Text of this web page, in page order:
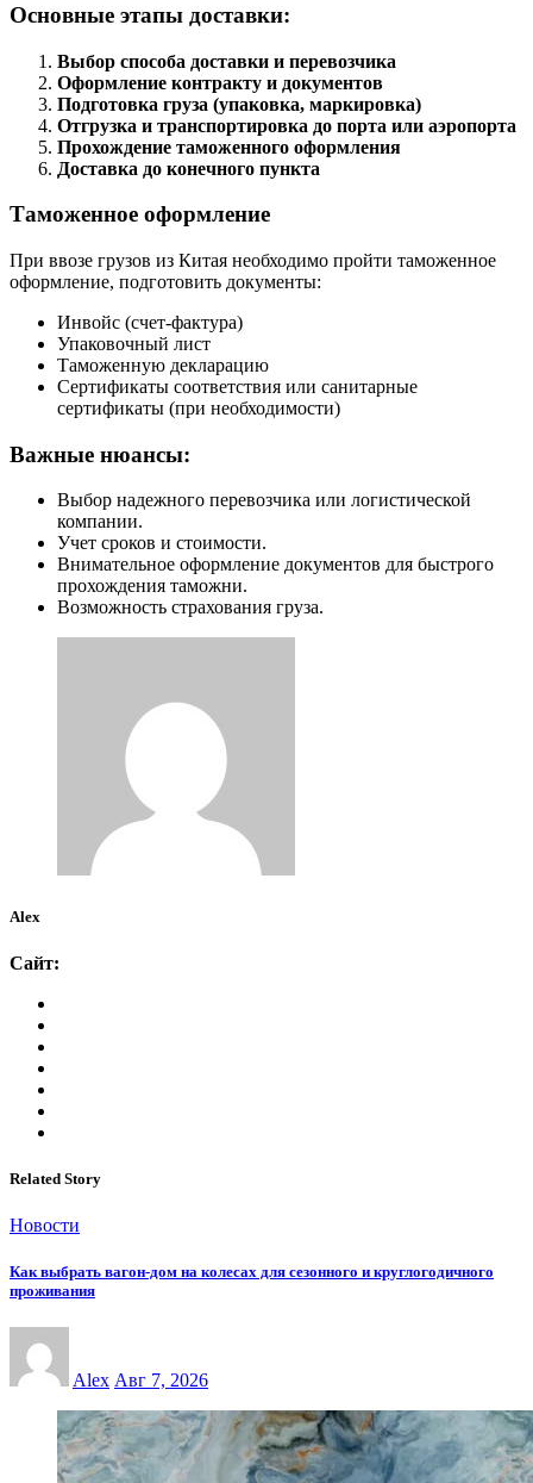
Основные этапы доставки:
Выбор способа доставки и перевозчика
Оформление контракту и документов
Подготовка груза (упаковка, маркировка)
Отгрузка и транспортировка до порта или аэропорта
Прохождение таможенного оформления
Доставка до конечного пункта
Таможенное оформление
При ввозе грузов из Китая необходимо пройти таможенное
оформление, подготовить документы:
Инвойс (счет-фактура)
Упаковочный лист
Таможенную декларацию
Сертификаты соответствия или санитарные
сертификаты (при необходимости)
Важные нюансы:
Выбор надежного перевозчика или логистической
компании.
Учет сроков и стоимости.
Внимательное оформление документов для быстрого
прохождения таможни.
Возможность страхования груза.
Alex
Сайт:
Related Story
Новости
Как выбрать вагон-дом на колесах для сезонного и круглогодичного
проживания
Alex Авг 7, 2026